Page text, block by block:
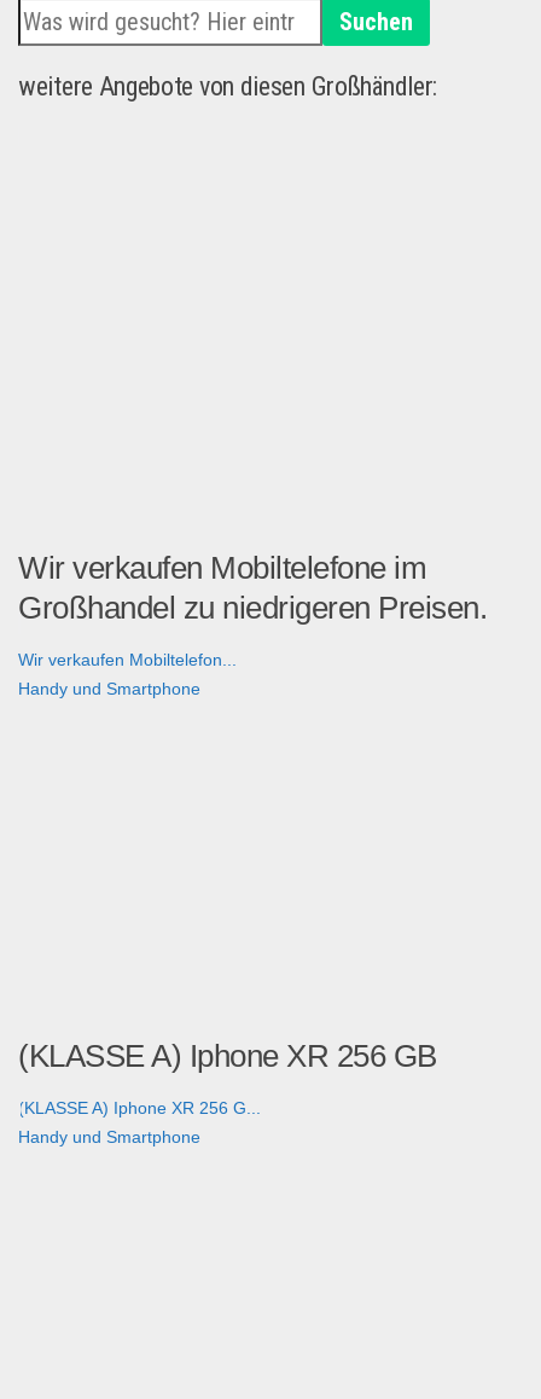
Suchen
weitere Angebote von diesen Großhändler:
Wir verkaufen Mobiltelefone im
Großhandel zu niedrigeren Preisen.
Wir verkaufen Mobiltelefon...
Handy und Smartphone
(KLASSE A) Iphone XR 256 GB
(KLASSE A) Iphone XR 256 G...
Handy und Smartphone